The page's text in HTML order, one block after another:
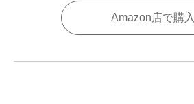
Amazon店で購入